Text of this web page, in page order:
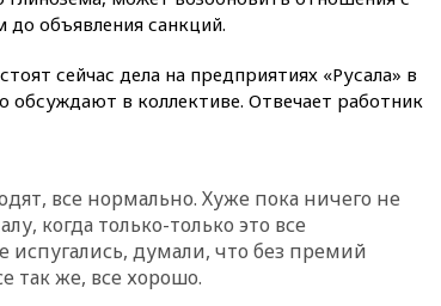
арсенала США
признать «Яблоко»
нежелательной организацией
время урагана
вчера, 22:55В Москве в
пятницу ожидаются ливни
вчера, 22:35
объявления санкций.
сейчас дела на предприятиях «Русала» в
обсуждают в коллективе. Отвечает работник
все нормально. Хуже пока ничего не
когда только-только это все
думали, что без премий
так же, все хорошо.